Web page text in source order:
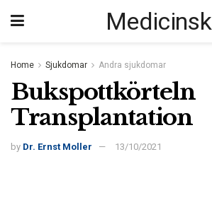
Medicinsk
Home Sjukdomar Andra sjukdomar
Bukspottkörteln
Transplantation
by Dr. Ernst Moller 13/10/2021